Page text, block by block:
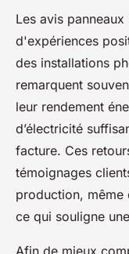
Les avis
d'expériences
des installations
remarquent
leur rendement
d’électricité
facture. Ces
témoignages
production, même
ce qui souligne
Afin de mieux